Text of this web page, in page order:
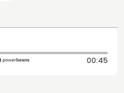
0 segundos 00:45